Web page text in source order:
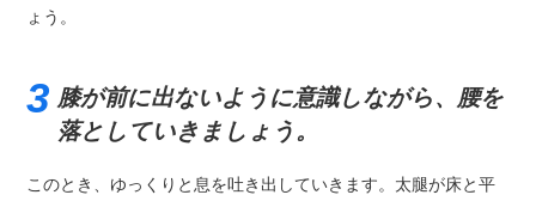
ょう。
膝が前に出ないように意識しながら、腰を
落としていきましょう。
このとき、ゆっくりと息を吐き出していきます。太腿が床と平